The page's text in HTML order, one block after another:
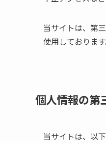
当サイトは、第
使用しております
個人情報の第
当サイトは、以